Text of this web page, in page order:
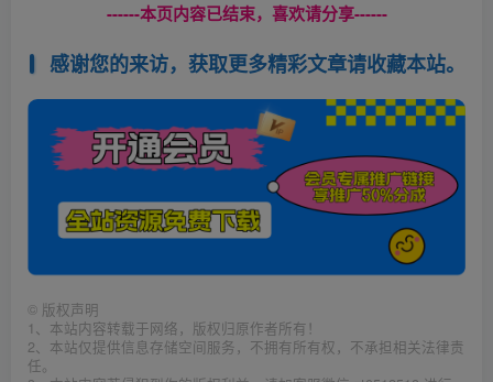
------本页内容已结束，喜欢请分享------
感谢您的来访，获取更多精彩文章请收藏本站。
© 版权声明
1、本站内容转载于网络，版权归原作者所有！
2、本站仅提供信息存储空间服务，不拥有所有权，不承担相关法律责
任。